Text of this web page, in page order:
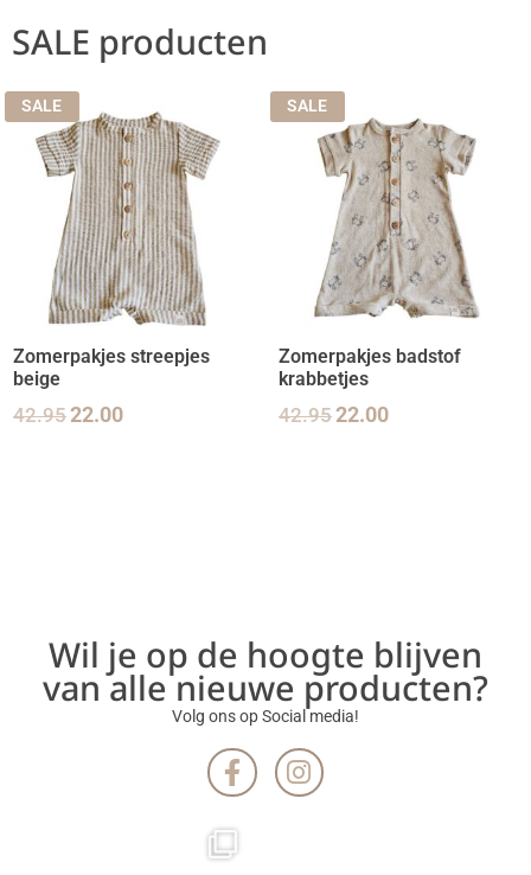
SALE producten
SALE
Zomerpakjes streepjes
beige
42.9522.00
SALE
Zomerpakjes badstof
krabbetjes
42.9522.00
Wil je op de hoogte blijven
van alle nieuwe producten?
Volg ons op Social media!